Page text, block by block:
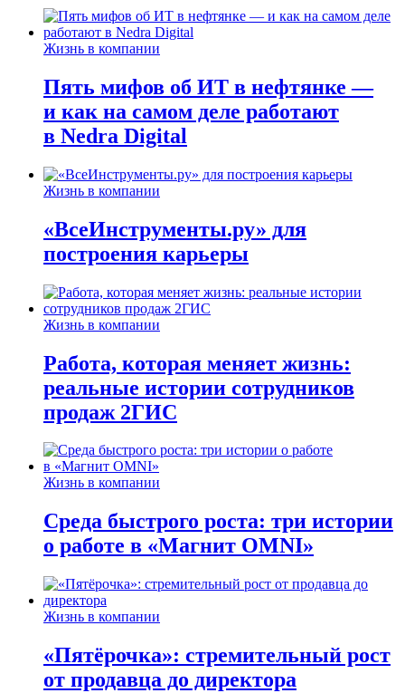
Жизнь в компании
Пять мифов об ИТ в нефтянке —
и как на самом деле работают
в Nedra Digital
Жизнь в компании
«ВсеИнструменты.ру» для
построения карьеры
Жизнь в компании
Работа, которая меняет жизнь:
реальные истории сотрудников
продаж 2ГИС
Жизнь в компании
Среда быстрого роста: три истории
о работе в «Магнит OMNI»
Жизнь в компании
«Пятёрочка»: стремительный рост
от продавца до директора